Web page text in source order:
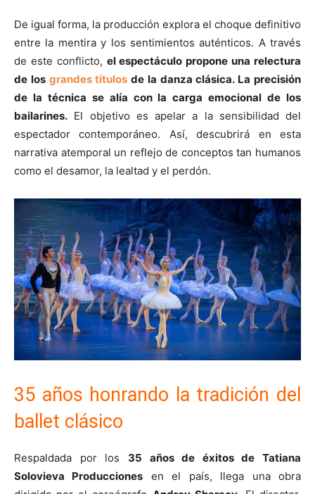
De igual forma, la producción explora el choque definitivo
entre la mentira y los sentimientos auténticos. A través
de este conflicto, el espectáculo propone una relectura
de los grandes títulos de la danza clásica. La precisión
de la técnica se alía con la carga emocional de los
bailarines. El objetivo es apelar a la sensibilidad del
espectador contemporáneo. Así, descubrirá en esta
narrativa atemporal un reflejo de conceptos tan humanos
como el desamor, la lealtad y el perdón.
35 años honrando la tradición del
ballet clásico
Respaldada por los 35 años de éxitos de Tatiana
Solovieva Producciones en el país, llega una obra